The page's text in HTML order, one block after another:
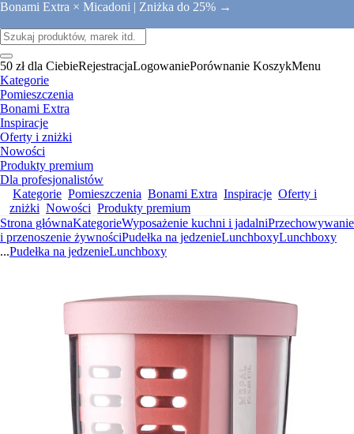
Bonami Extra × Micadoni | Zniżka do 25% →
50 zł dla CiebieRejestracjaLogowaniePorównanie KoszykMenu
Kategorie
Pomieszczenia
Bonami Extra
Inspiracje
Oferty i zniżki
Nowości
Produkty premium
Dla profesjonalistów
Kategorie Pomieszczenia Bonami Extra Inspiracje Oferty i
zniżki Nowości Produkty premium
Strona głównaKategorieWyposażenie kuchni i jadalniPrzechowywanie
i przenoszenie żywnościPudełka na jedzenieLunchboxyLunchboxy
...Pudełka na jedzenieLunchboxy